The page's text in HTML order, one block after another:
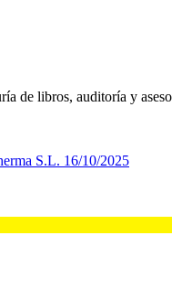
de libros, auditoría y
S.L. 16/10/2025